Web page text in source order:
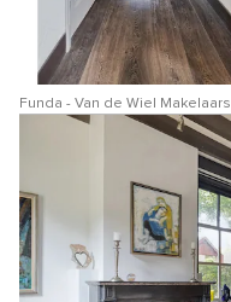
Funda - Van de Wiel Makelaars